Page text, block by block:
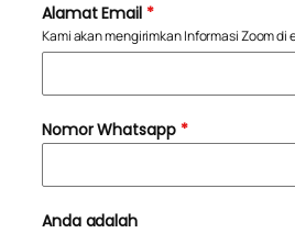
Alamat Email *
Kami akan mengirimkan Informasi Zoom di
Nomor Whatsapp *
Anda adalah